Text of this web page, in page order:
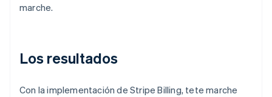
marche.
Los resultados
Con la implementación de Stripe Billing, tete marche